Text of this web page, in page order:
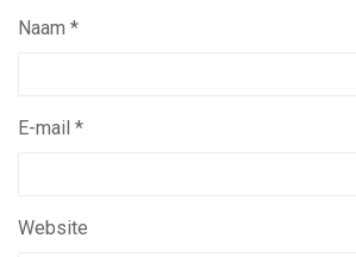
Naam *
E-mail *
Website